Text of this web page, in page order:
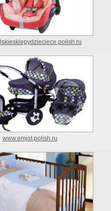
www.emjot.polish.ru